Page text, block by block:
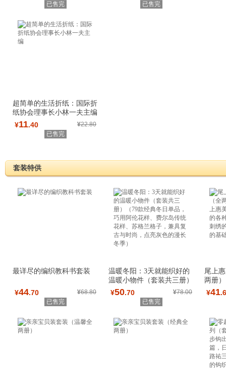
已售完
已售完
超简单的生活折纸：国际折
纸协会理事长小林一夫主编
¥11.40 ¥22.80
已售完
套装特供
最详尽的编织教科书套装
¥44.70 ¥68.80
已售完
温暖冬阳：3天就能织好的
温暖小物件（套装共三册）
（79款经典冬
¥50.70 ¥78.00
已售完
尾上
两册
美代
¥41